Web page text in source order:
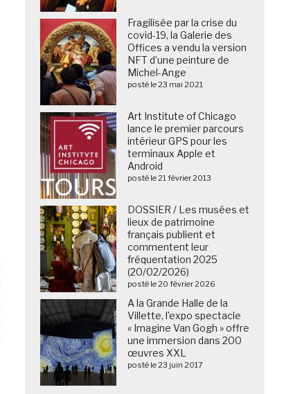
Fragilisée par la crise du
covid-19, la Galerie des
Offices a vendu la version
NFT d’une peinture de
Michel-Ange
posté le 23 mai 2021
Art Institute of Chicago
lance le premier parcours
intérieur GPS pour les
terminaux Apple et
Android
posté le 21 février 2013
DOSSIER / Les musées et
lieux de patrimoine
français publient et
commentent leur
fréquentation 2025
(20/02/2026)
posté le 20 février 2026
A la Grande Halle de la
Villette, l’expo spectacle
« Imagine Van Gogh » offre
une immersion dans 200
œuvres XXL
posté le 23 juin 2017